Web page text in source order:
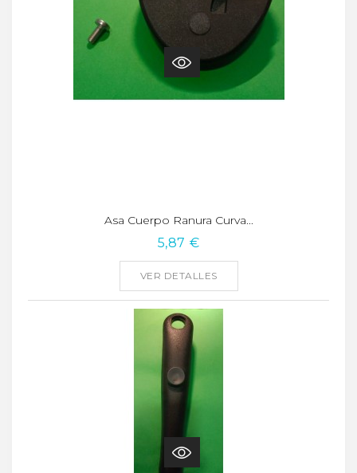
Asa Cuerpo Ranura Curva...
5,87 €
VER DETALLES